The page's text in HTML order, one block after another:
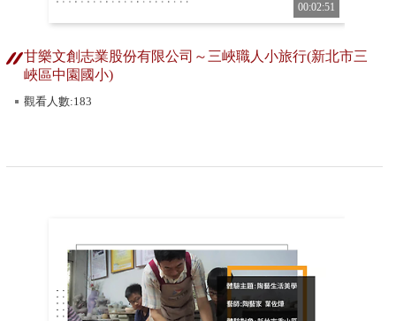
00:02:51
甘樂文創志業股份有限公司～三峽職人小旅行(新北市三
峽區中園國小)
觀看人數:183